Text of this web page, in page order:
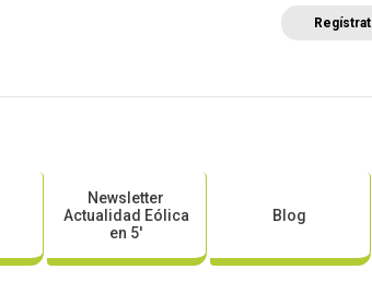
Newsletter
Actualidad Eólica
en 5′
Blog